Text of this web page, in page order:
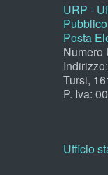
URP -
Pubblico
Posta
Numero
Tursi,
P. Iva:
Ufficio